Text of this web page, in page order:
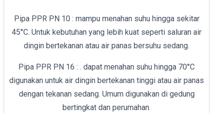
Pipa PPR PN 10 : mampu menahan suhu hingga sekitar
45°C. Untuk kebutuhan yang lebih kuat seperti saluran air
dingin bertekanan atau air panas bersuhu sedang.
Pipa PPR PN 16 : . dapat menahan suhu hingga 70°C
digunakan untuk air dingin bertekanan tinggi atau air panas
dengan tekanan sedang. Umum digunakan di gedung
bertingkat dan perumahan.